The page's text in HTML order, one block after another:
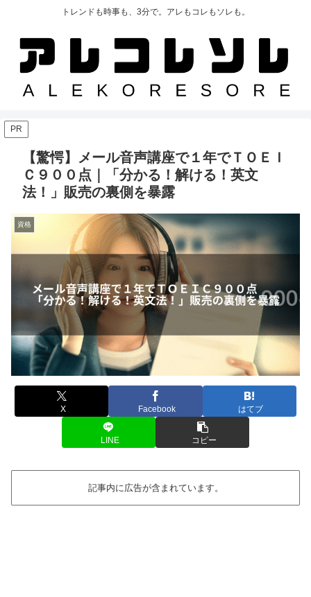
トレンドも時事も、3分で。アレもコレもソレも。
PR
【驚愕】メール音声講座で１年でＴＯＥＩ
Ｃ９００点｜「分かる！解ける！英文
法！」販売の裏側を暴露
資格
X Facebook はてブ
LINE コピー
記事内に広告が含まれています。